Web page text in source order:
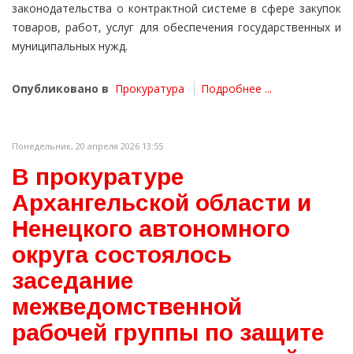
законодательства о контрактной системе в сфере закупок
товаров, работ, услуг для обеспечения государственных и
муниципальных нужд.
Опубликовано в Прокуратура Подробнее ...
Понедельник, 20 апреля 2026 13:55
В прокуратуре
Архангельской области и
Ненецкого автономного
округа состоялось
заседание
межведомственной
рабочей группы по защите